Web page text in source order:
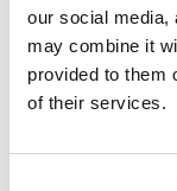
our social media,
may combine it
provided to them
of their services.
Vid lastning
destinationen